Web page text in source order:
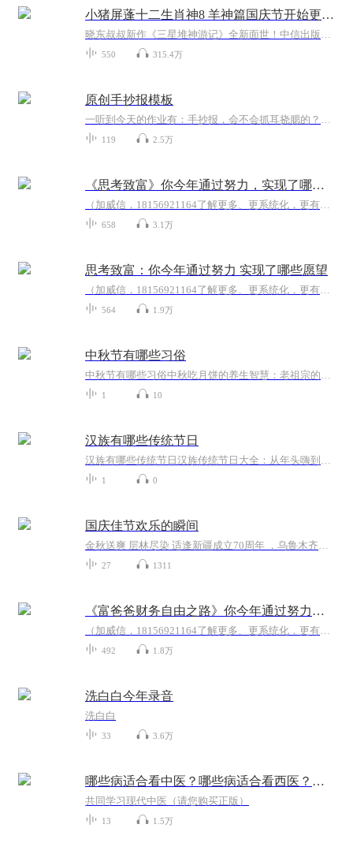
小猪屏蓬十二生肖神8 羊神篇国庆节开始更新啦！
晓东叔叔新作《三星堆神游记》全新面世！中信出版社出版！京东当当淘宝均有售！点蓝色字收听——《小猪屏蓬爆笑日记2024》《小猪屏蓬爆笑日记2》《小猪屏蓬爆笑日记1》让你笑得喘不上气！《我进故宫当富翁——小猪屏蓬故宫财商笔记》教你成为大富翁！《小...
550 315.4万
原创手抄报模板
一听到今天的作业有：手抄报，会不会抓耳挠腮的？一起来看看，总有您需要的模板在这里。
119 2.5万
《思考致富》你今年通过努力，实现了哪些愿望
（加威信，18156921164了解更多、更系统化，更有价值的内容。 我们要用15年的时间影响一亿人读书，1000个家庭实现财富自由、时间自由和心灵自由！《思考致富》拿破仑·希尔思考致富是人类历史上最优秀的励志著作之一，在作者20多年的亲身采访中逐渐完成，...
658 3.1万
思考致富：你今年通过努力 实现了哪些愿望
（加威信，18156921164了解更多、更系统化，更有价值的内容。 我们要用15年的时间影响一亿人读书，1000个家庭实现财富自由、时间自由和心灵自由！《思考致富》拿破仑·希尔思考致富是人类历史上最优秀的励志著作之一，在作者20多年的亲身采访中逐渐完成，...
564 1.9万
中秋节有哪些习俗
中秋节有哪些习俗中秋吃月饼的养生智慧：老祖宗的团圆密码全藏在这张饼里 （开篇先抛个灵魂拷问）您有没有想过，为什么中秋节非得跟月饼死磕？就像现代人追剧必须配奶茶，古人赏月手里不攥块月饼就跟缺了充电宝似的浑身不自在。今天咱们就扒一扒这块油...
1 10
汉族有哪些传统节日
汉族有哪些传统节日汉族传统节日大全：从年头嗨到年尾的养生秘籍 各位街坊邻居，今天咱们不聊养生先聊过节——您知道咱们汉族一年有多少个传统节日吗？说出来可能吓您一跳，光带"节"字的大日子就能凑两桌麻将，要是算上二十四节气，怕是得包个足球场才...
1 0
国庆佳节欢乐的瞬间
金秋送爽 层林尽染 适逢新疆成立70周年 ，乌鲁木齐于2025年9月23日迎来党中央和习大大带领的慰问团。新疆各族群众欢欣鼓舞，热烈欢迎。
27 1311
《富爸爸财务自由之路》你今年通过努力实现了哪些愿望
（加威信，18156921164了解更多、更系统化，更有价值的内容。 我们要用15年的时间影响一亿人读书，1000个家庭实现财富自由、时间自由和心灵自由！有钱人和你想的不一样，穷人和富人之间到底有什么区别？致富没有虽然捷径，却有通行的法则。任何被认为不够...
492 1.8万
洗白白今年录音
洗白白
33 3.6万
哪些病适合看中医？哪些病适合看西医？（节选）
共同学习现代中医（请您购买正版）
13 1.5万